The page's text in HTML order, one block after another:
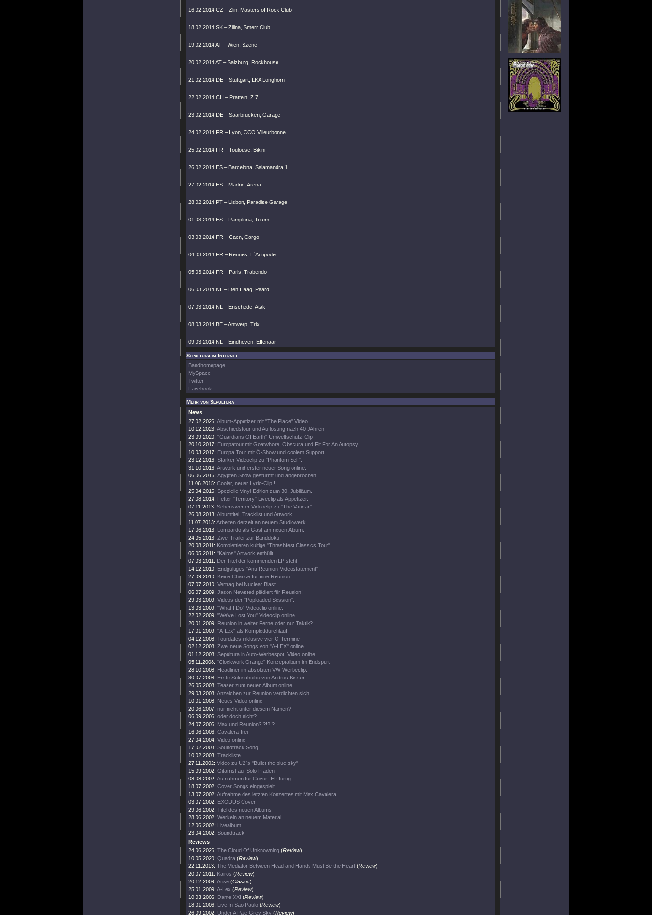
16.02.2014 CZ – Zlin, Masters of Rock Club
18.02.2014 SK – Zilina, Smerr Club
19.02.2014 AT – Wien, Szene
20.02.2014 AT – Salzburg, Rockhouse
21.02.2014 DE – Stuttgart, LKA Longhorn
22.02.2014 CH – Pratteln, Z 7
23.02.2014 DE – Saarbrücken, Garage
24.02.2014 FR – Lyon, CCO Villeurbonne
25.02.2014 FR – Toulouse, Bikini
26.02.2014 ES – Barcelona, Salamandra 1
27.02.2014 ES – Madrid, Arena
28.02.2014 PT – Lisbon, Paradise Garage
01.03.2014 ES – Pamplona, Totem
03.03.2014 FR – Caen, Cargo
04.03.2014 FR – Rennes, L´Antipode
05.03.2014 FR – Paris, Trabendo
06.03.2014 NL – Den Haag, Paard
07.03.2014 NL – Enschede, Atak
08.03.2014 BE – Antwerp, Trix
09.03.2014 NL – Eindhoven, Effenaar
Sepultura im Internet
Bandhomepage
MySpace
Twitter
Facebook
Mehr von Sepultura
News
27.02.2026: Album-Appetizer mit "The Place" Video
10.12.2023: Abschiedstour und Auflösung nach 40 JAhren
23.09.2020: "Guardians Of Earth" Umweltschutz-Clip
20.10.2017: Europatour mit Goatwhore, Obscura und Fit For An Autopsy
10.03.2017: Europa Tour mit Ö-Show und coolem Support.
23.12.2016: Starker Videoclip zu "Phantom Self".
31.10.2016: Artwork und erster neuer Song online.
06.06.2016: Ägypten Show gestürmt und abgebrochen.
11.06.2015: Cooler, neuer Lyric-Clip !
25.04.2015: Spezielle Vinyl-Edition zum 30. Jubiläum.
27.08.2014: Fetter "Territory" Liveclip als Appetizer.
07.11.2013: Sehenswerter Videoclip zu "The Vatican".
26.08.2013: Albumtitel, Tracklist und Artwork.
11.07.2013: Arbeiten derzeit an neuem Studiowerk
17.06.2013: Lombardo als Gast am neuen Album.
24.05.2013: Zwei Trailer zur Banddoku.
20.08.2011: Komplettieren kultige "Thrashfest Classics Tour".
06.05.2011: "Kairos" Artwork enthüllt.
07.03.2011: Der Titel der kommenden LP steht
14.12.2010: Endgültiges "Anti-Reunion-Videostatement"!
27.09.2010: Keine Chance für eine Reunion!
07.07.2010: Vertrag bei Nuclear Blast
06.07.2009: Jason Newsted plädiert für Reunion!
29.03.2009: Videos der "Poploaded Session".
13.03.2009: "What I Do" Videoclip online.
22.02.2009: "We've Lost You" Videoclip online.
20.01.2009: Reunion in weiter Ferne oder nur Taktik?
17.01.2009: "A-Lex" als Komplettdurchlauf.
04.12.2008: Tourdates inklusive vier Ö-Termine
02.12.2008: Zwei neue Songs von "A-LEX" online.
01.12.2008: Sepultura in Auto-Werbespot. Video online.
05.11.2008: "Clockwork Orange" Konzeptalbum im Endspurt
28.10.2008: Headliner im absoluten VW-Werbeclip.
30.07.2008: Erste Soloscheibe von Andres Kisser.
26.05.2008: Teaser zum neuen Album online.
29.03.2008: Anzeichen zur Reunion verdichten sich.
10.01.2008: Neues Video online
20.06.2007: nur nicht unter diesem Namen?
06.09.2006: oder doch nicht?
24.07.2006: Max und Reunion?!?!?!?
16.06.2006: Cavalera-frei
27.04.2004: Video online
17.02.2003: Soundtrack Song
10.02.2003: Trackliste
27.11.2002: Video zu U2`s "Bullet the blue sky"
15.09.2002: Gitarrist auf Solo Pfaden
08.08.2002: Aufnahmen für Cover- EP fertig
18.07.2002: Cover Songs eingespielt
13.07.2002: Aufnahme des letzten Konzertes mit Max Cavalera
03.07.2002: EXODUS Cover
29.06.2002: Titel des neuen Albums
28.06.2002: Werkeln an neuem Material
12.06.2002: Livealbum
23.04.2002: Soundtrack
Reviews
24.06.2026: The Cloud Of Unknowning (Review)
10.05.2020: Quadra (Review)
22.11.2013: The Mediator Between Head and Hands Must Be the Heart (Review)
20.07.2011: Kairos (Review)
20.12.2009: Arise (Classic)
25.01.2009: A-Lex (Review)
10.03.2006: Dante XXI (Review)
18.01.2006: Live In Sao Paulo (Review)
26.09.2002: Under A Pale Grey Sky (Review)